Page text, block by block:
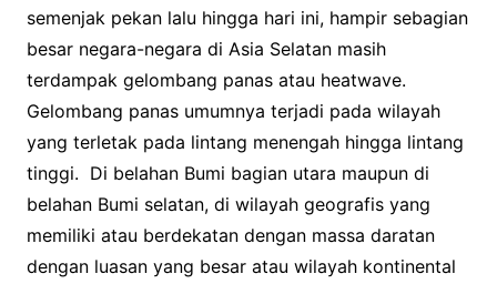
semenjak pekan lalu hingga hari ini, hampir sebagian
besar negara-negara di Asia Selatan masih
terdampak gelombang panas atau heatwave.
Gelombang panas umumnya terjadi pada wilayah
yang terletak pada lintang menengah hingga lintang
tinggi. Di belahan Bumi bagian utara maupun di
belahan Bumi selatan, di wilayah geografis yang
memiliki atau berdekatan dengan massa daratan
dengan luasan yang besar atau wilayah kontinental